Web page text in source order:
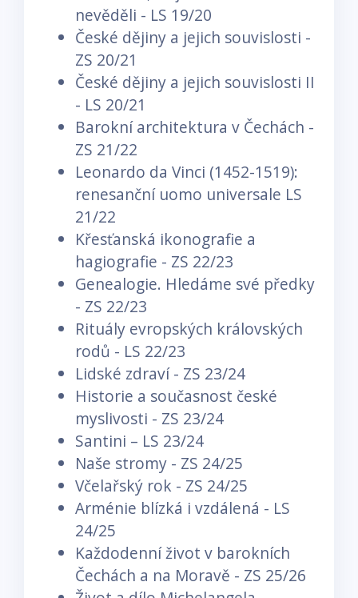
nevěděli - LS 19/20
České dějiny a jejich souvislosti -
ZS 20/21
České dějiny a jejich souvislosti II
- LS 20/21
Barokní architektura v Čechách -
ZS 21/22
Leonardo da Vinci (1452-1519):
renesanční uomo universale LS
21/22
Křesťanská ikonografie a
hagiografie - ZS 22/23
Genealogie. Hledáme své předky
- ZS 22/23
Rituály evropských královských
rodů - LS 22/23
Lidské zdraví - ZS 23/24
Historie a současnost české
myslivosti - ZS 23/24
Santini – LS 23/24
Naše stromy - ZS 24/25
Včelařský rok - ZS 24/25
Arménie blízká i vzdálená - LS
24/25
Každodenní život v barokních
Čechách a na Moravě - ZS 25/26